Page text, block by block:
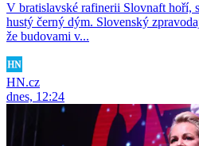
V bratislavské rafinerii Slovnaft hoří,
hustý černý dým. Slovenský
že budovami v...
HN.cz
dnes, 12:24